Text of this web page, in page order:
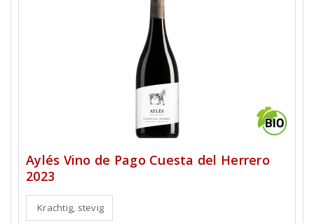
Aylés Vino de Pago Cuesta del Herrero
2023
Krachtig, stevig